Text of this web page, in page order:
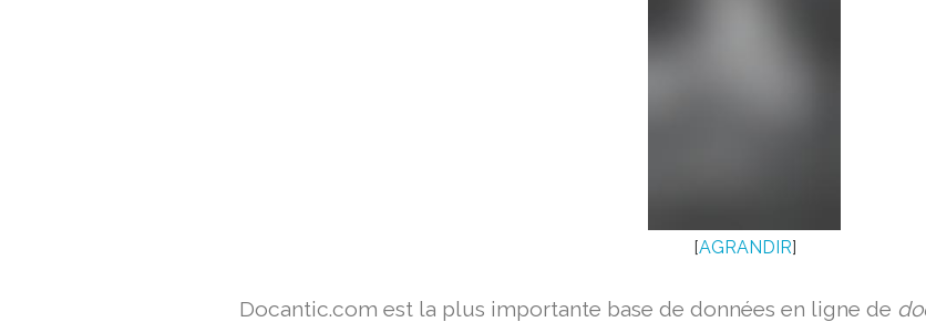
[AGRANDIR]
Docantic.com est la plus importante base de données en ligne de